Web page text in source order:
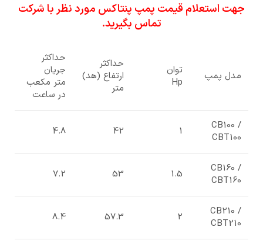
جهت استعلام قیمت پمپ پنتاکس مورد نظر با شرکت
تماس بگیرید.
مدل پمپ
توان
Hp
حداکثر
ارتفاع (هد)
متر
حداکثر
جریان
متر مکعب
در ساعت
CB100 /
CBT100
1
42
4.8
CB160 /
CBT160
1.5
53
7.2
CB210 /
CBT210
2
57.3
8.4